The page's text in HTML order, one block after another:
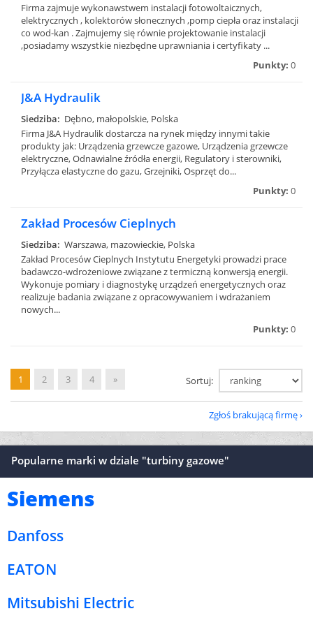
Firma zajmuje wykonawstwem instalacji fotowoltaicznych,
elektrycznych , kolektorów słonecznych ,pomp ciepła oraz instalacji
co wod-kan . Zajmujemy się równie projektowanie instalacji
,posiadamy wszystkie niezbędne uprawniania i certyfikaty ...
Punkty: 0
J&A Hydraulik
Siedziba: Dębno, małopolskie, Polska
Firma J&A Hydraulik dostarcza na rynek między innymi takie
produkty jak: Urządzenia grzewcze gazowe, Urządzenia grzewcze
elektryczne, Odnawialne źródła energii, Regulatory i sterowniki,
Przyłącza elastyczne do gazu, Grzejniki, Osprzęt do...
Punkty: 0
Zakład Procesów Cieplnych
Siedziba: Warszawa, mazowieckie, Polska
Zakład Procesów Cieplnych Instytutu Energetyki prowadzi prace
badawczo-wdrożeniowe związane z termiczną konwersją energii.
Wykonuje pomiary i diagnostykę urządzeń energetycznych oraz
realizuje badania związane z opracowywaniem i wdrażaniem
nowych...
Punkty: 0
1 2 3 4 » Sortuj:
Zgłoś brakującą firmę
Popularne marki w dziale "turbiny gazowe"
Siemens
Danfoss
EATON
Mitsubishi Electric